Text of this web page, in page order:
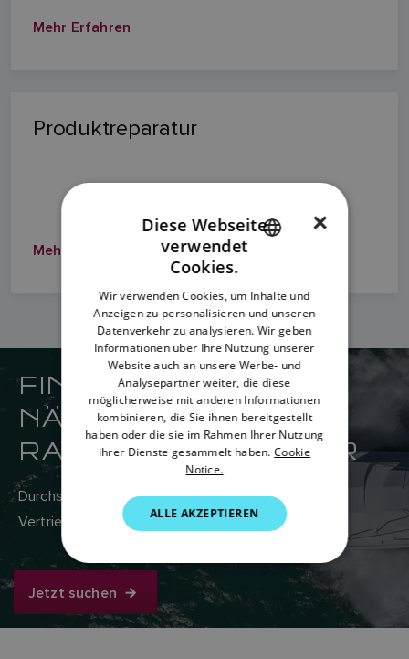
Mehr Erfahren
Produktreparatur
Mehr Erfahren
FINDEN SIE IHREN
NÄCHSTGELEGENEN
RAYMARINE-HÄNDLER
Durchsuchen Sie hier das weltweite Netzwerk von
Vertriebs- und Servicehändlern von Raymarine.
Jetzt suchen
DANISH
ITALIAN
SWEDISH
GERMAN
DUTCH
NORWEGIAN
FINNISH
×
Diese Webseite
verwendet
Cookies.
Wir verwenden Cookies, um Inhalte und
Anzeigen zu personalisieren und unseren
Datenverkehr zu analysieren. Wir geben
Informationen über Ihre Nutzung unserer
Website auch an unsere Werbe- und
Analysepartner weiter, die diese
möglicherweise mit anderen Informationen
kombinieren, die Sie ihnen bereitgestellt
haben oder die sie im Rahmen Ihrer Nutzung
ihrer Dienste gesammelt haben. Cookie
Notice.
ALLE AKZEPTIEREN